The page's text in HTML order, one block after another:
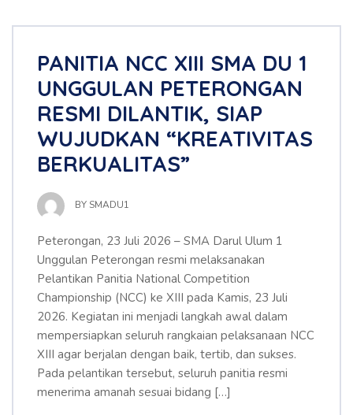
PANITIA NCC XIII SMA DU 1
UNGGULAN PETERONGAN
RESMI DILANTIK, SIAP
WUJUDKAN “KREATIVITAS
BERKUALITAS”
BY SMADU1
Peterongan, 23 Juli 2026 – SMA Darul Ulum 1
Unggulan Peterongan resmi melaksanakan
Pelantikan Panitia National Competition
Championship (NCC) ke XIII pada Kamis, 23 Juli
2026. Kegiatan ini menjadi langkah awal dalam
mempersiapkan seluruh rangkaian pelaksanaan NCC
XIII agar berjalan dengan baik, tertib, dan sukses.
Pada pelantikan tersebut, seluruh panitia resmi
menerima amanah sesuai bidang […]